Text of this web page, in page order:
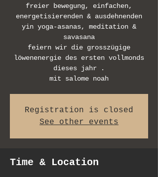
freier bewegung, einfachen,
energetisierenden & ausdehnenden
yin yoga-asanas, meditation &
savasana
feiern wir die grosszügige
löwenenergie des ersten vollmonds
dieses jahr .
mit salome noah
Registration is closed
See other events
Time & Location